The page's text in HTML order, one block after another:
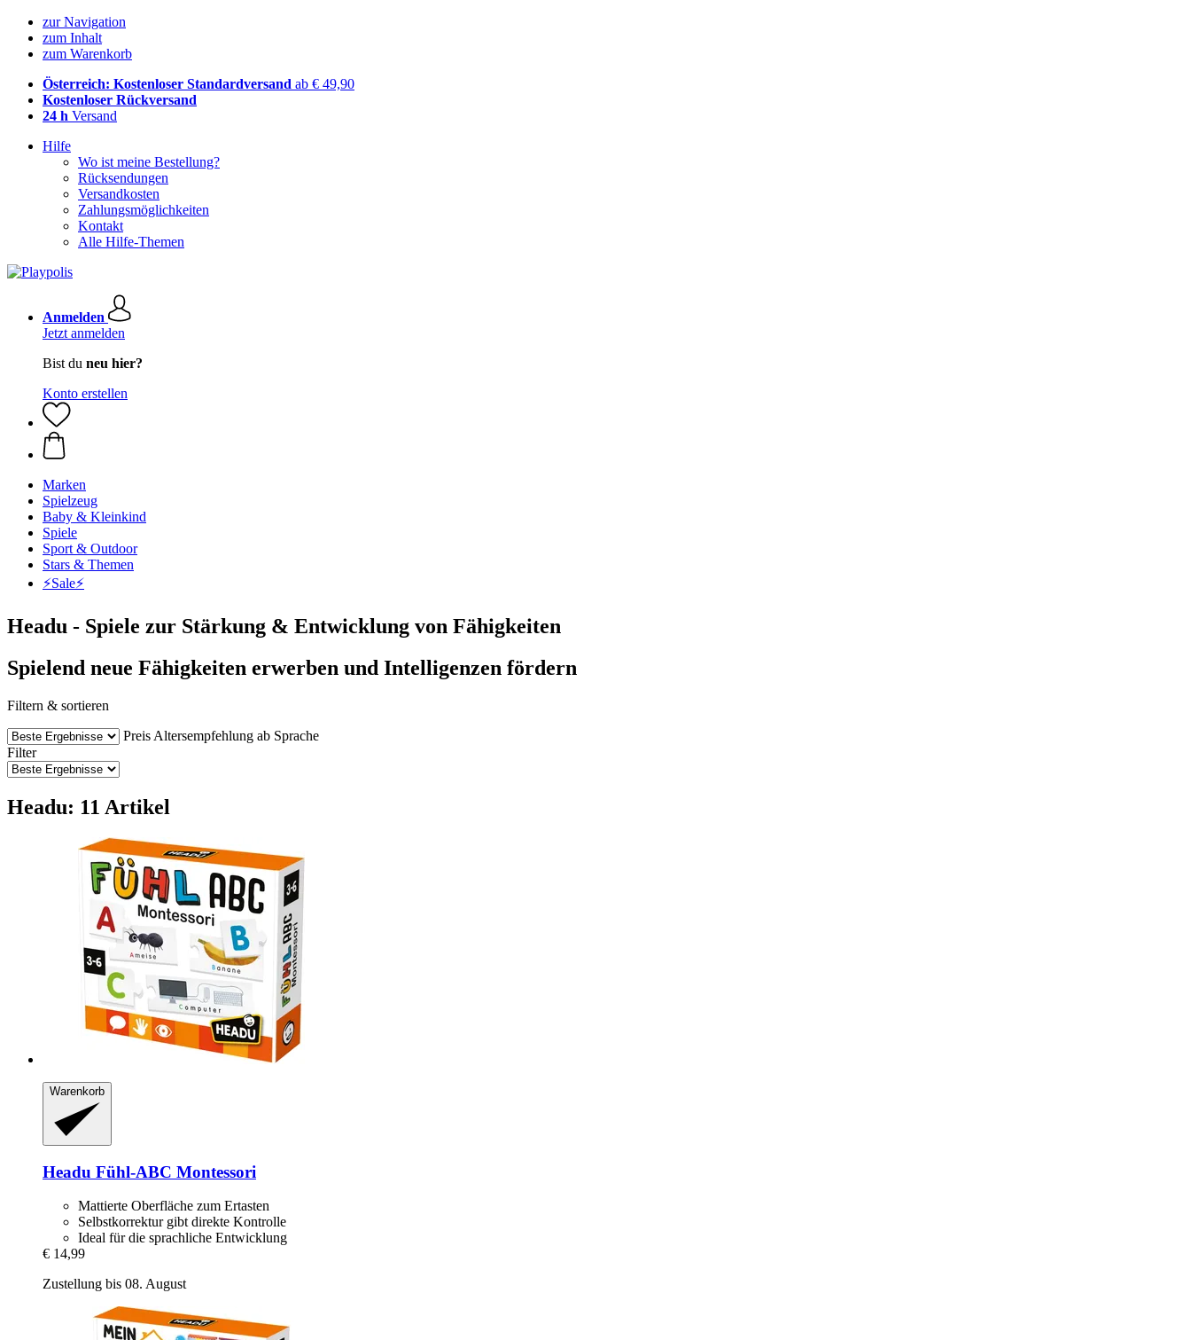
zur Navigation
zum Inhalt
zum Warenkorb
Österreich: Kostenloser Standardversand ab € 49,90
Kostenloser Rückversand
24 h Versand
Hilfe
Wo ist meine Bestellung?
Rücksendungen
Versandkosten
Zahlungsmöglichkeiten
Kontakt
Alle Hilfe-Themen
Anmelden
Jetzt anmelden
Bist du neu hier?
Konto erstellen
Marken
Spielzeug
Baby & Kleinkind
Spiele
Sport & Outdoor
Stars & Themen
⚡️Sale⚡️
Headu - Spiele zur Stärkung & Entwicklung von Fähigkeiten
Spielend neue Fähigkeiten erwerben und Intelligenzen fördern
Filtern & sortieren
Preis Altersempfehlung ab Sprache
Filter
Headu: 11 Artikel
Warenkorb
Headu Fühl-​ABC Montessori
Mattierte Oberfläche zum Ertasten
Selbstkorrektur gibt direkte Kontrolle
Ideal für die sprachliche Entwicklung
€ 14,99
Zustellung bis 08. August